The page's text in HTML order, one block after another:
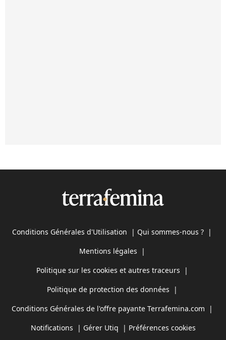
Conditions Générales d'Utilisation | Qui sommes-nous ? |
Mentions légales |
Politique sur les cookies et autres traceurs |
Politique de protection des données |
Conditions Générales de l'offre payante Terrafemina.com |
Notifications | Gérer Utiq | Préférences cookies